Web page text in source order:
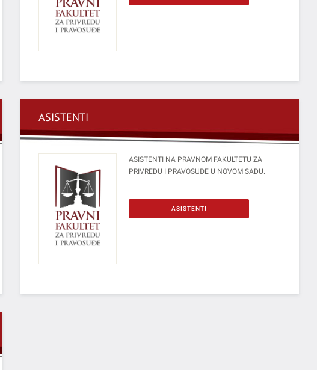
ASISTENTI
ASISTENTI NA PRAVNOM FAKULTETU ZA
PRIVREDU I PRAVOSUĐE U NOVOM SADU.
ASISTENTI